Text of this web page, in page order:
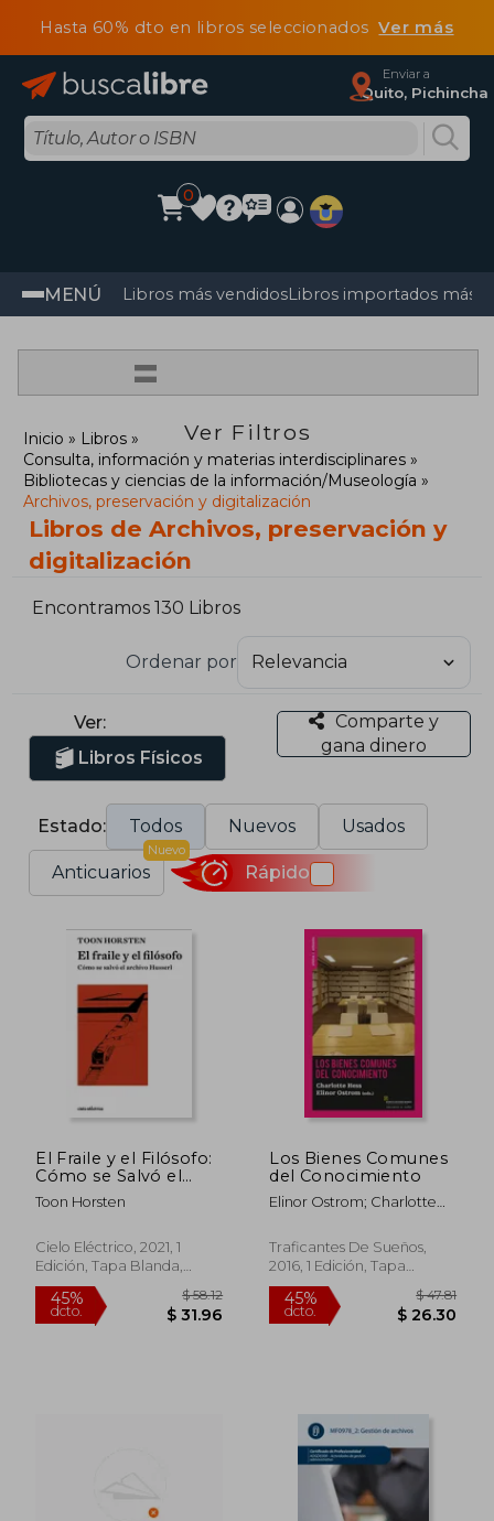
Hasta 60% dto en libros seleccionadosVer más
Enviar a
Quito, Pichincha
0
MENÚ Libros más vendidosLibros importados más
=
Ver Filtros
Inicio
Libros
Consulta, información y materias interdisciplinares
Bibliotecas y ciencias de la información/Museología
Archivos, preservación y digitalización
Libros de Archivos, preservación y
digitalización
Encontramos 130 Libros
Ordenar por
Ver:
Libros Físicos
Comparte y
gana dinero
Estado: Todos Nuevos Usados
Anticuarios
Nuevo
Rápido
El Fraile y el Filósofo:
Cómo se Salvó el
Archivo Husserl
Toon Horsten
Cielo Eléctrico, 2021, 1
Edición, Tapa Blanda,
Nuevo
Los Bienes Comunes
del Conocimiento
Elinor Ostrom; Charlotte
Suber; James Boyle
Traficantes De Sueños,
2016, 1 Edición, Tapa
Blanda, Nuevo
45%
dcto.